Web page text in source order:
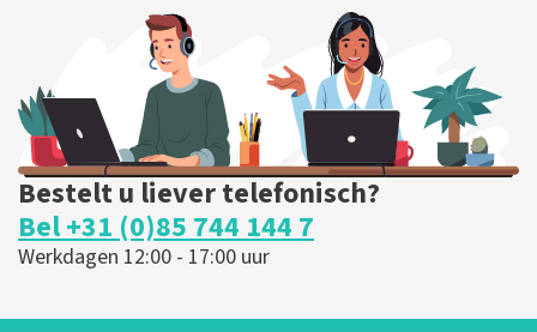
BESTEL NU
Bestelt u liever telefonisch?
Bel +31 (0)85 744 144 7
Werkdagen 12:00 - 17:00 uur